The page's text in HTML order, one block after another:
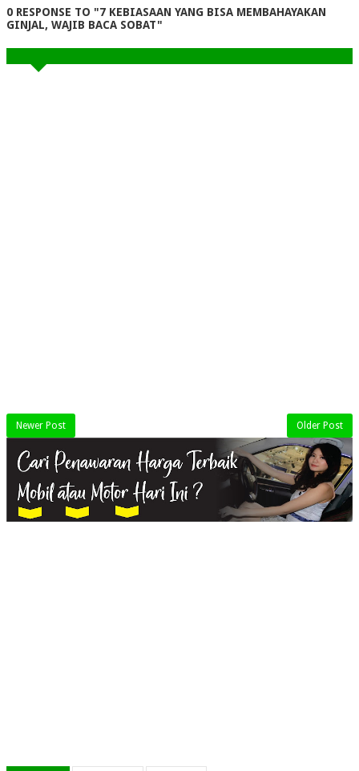
0 RESPONSE TO "7 KEBIASAAN YANG BISA MEMBAHAYAKAN
GINJAL, WAJIB BACA SOBAT"
Newer Post Older Post